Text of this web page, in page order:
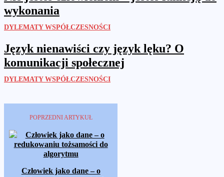
wykonania
DYLEMATY WSPÓŁCZESNOŚCI
Język nienawiści czy język lęku? O
komunikacji społecznej
DYLEMATY WSPÓŁCZESNOŚCI
POPRZEDNI ARTYKUŁ
Człowiek jako dane – o